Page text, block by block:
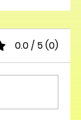
0.0 / 5 (0)